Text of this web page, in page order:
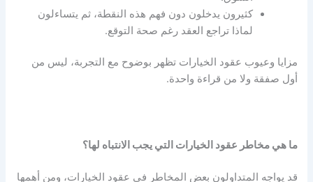
كثيرون يدخلون دون فهم هذه النقطة، ثم يتساءلون
لماذا تراجع العقد رغم صحة التوقع.
مزايا وعيوب عقود الخياراتتظهر بوضوح مع التجربة، ليس من
أول صفقة ولا من قراءة واحدة.
ما هي مخاطر عقود الخيارات التي يجب الانتباه لها؟
قد يواجه المتداولون بعض المخاطر في عقود الخيارات، ومن أهمها